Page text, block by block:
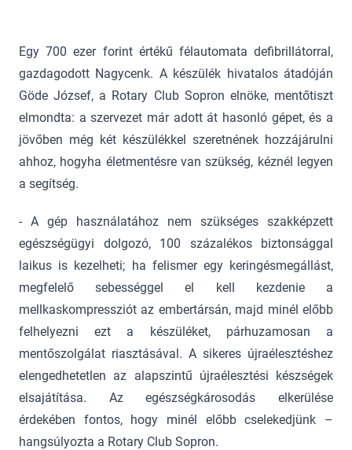
Egy 700 ezer forint értékű félautomata defibrillátorral,
gazdagodott Nagycenk. A készülék hivatalos átadóján
Göde József, a Rotary Club Sopron elnöke, mentőtiszt
elmondta: a szervezet már adott át hasonló gépet, és a
jövőben még két készülékkel szeretnének hozzájárulni
ahhoz, hogyha életmentésre van szükség, kéznél legyen
a segítség.
- A gép használatához nem szükséges szakképzett
egészségügyi dolgozó, 100 százalékos biztonsággal
laikus is kezelheti; ha felismer egy keringésmegállást,
megfelelő sebességgel el kell kezdenie a
mellkaskompressziót az embertársán, majd minél előbb
felhelyezni ezt a készüléket, párhuzamosan a
mentőszolgálat riasztásával. A sikeres újraélesztéshez
elengedhetetlen az alapszintű újraélesztési készségek
elsajátítása. Az egészségkárosodás elkerülése
érdekében fontos, hogy minél előbb cselekedjünk –
hangsúlyozta a Rotary Club Sopron.